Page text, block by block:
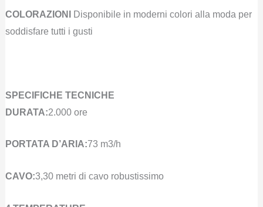
COLORAZIONI
Disponibile in moderni colori alla moda per
soddisfare tutti i gusti
SPECIFICHE TECNICHE
DURATA:2.000 ore
PORTATA D’ARIA:73 m3/h
CAVO:3,30 metri di cavo robustissimo